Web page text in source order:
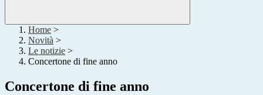
Home >
Novità >
Le notizie >
Concertone di fine anno
Concertone di fine anno